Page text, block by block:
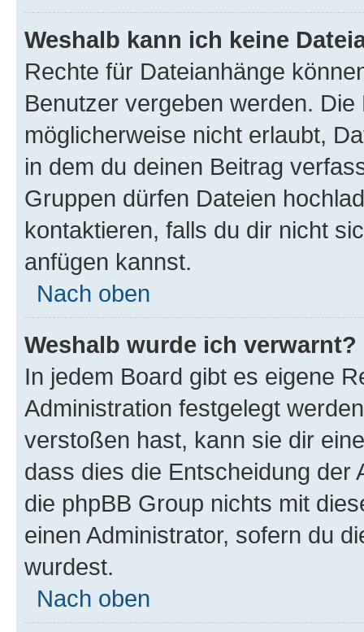
Weshalb kann ich keine
Rechte für Dateianhänge
Benutzer vergeben werden.
möglicherweise nicht erlaubt,
in dem du deinen Beitrag
Gruppen dürfen Dateien
kontaktieren, falls du dir nicht
anfügen kannst.
Nach oben
Weshalb wurde ich verwarnt?
In jedem Board gibt es eigene
Administration festgelegt
verstoßen hast, kann sie dir
dass dies die Entscheidung der
die phpBB Group nichts mit
einen Administrator, sofern du
wurdest.
Nach oben